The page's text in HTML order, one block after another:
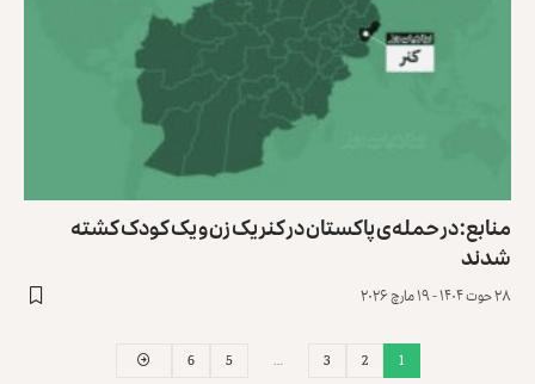
منابع: در حمله‌ی پاکستان در کنر یک زن و یک کودک کشته
شدند
۲۸ حوت ۱۴۰۴ - ۱۹ مارچ ۲۰۲۶
1
2
3
…
5
6